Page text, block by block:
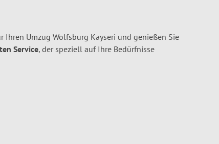
Ihren Umzug Wolfsburg Kayseri und genießen Sie
Service, der speziell auf Ihre Bedürfnisse